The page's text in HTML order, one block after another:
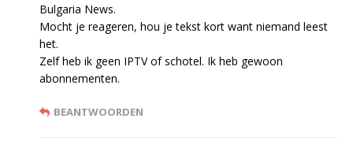
Bulgaria News.
Mocht je reageren, hou je tekst kort want niemand leest
het.
Zelf heb ik geen IPTV of schotel. Ik heb gewoon
abonnementen.
BEANTWOORDEN